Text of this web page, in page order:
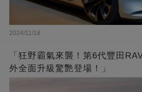
2024/11/18
「狂野霸氣來襲！第6代豐田
外全面升級驚艷登場！」